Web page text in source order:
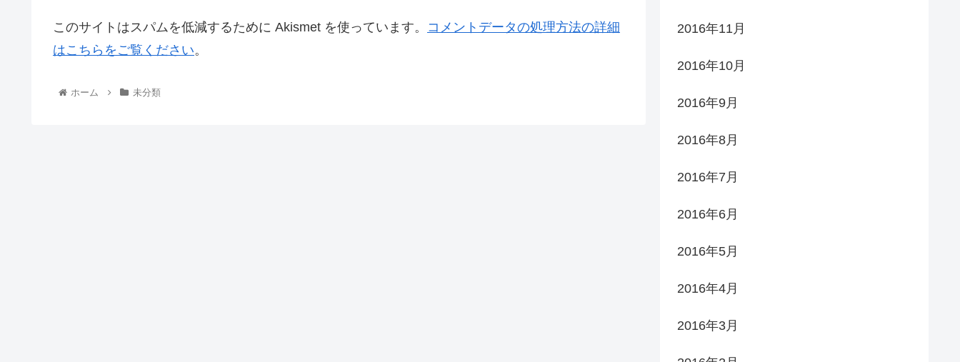
このサイトはスパムを低減するために Akismet を使っています。 コメントデータの処理方法の詳細
はこちらをご覧ください。
ホーム 未分類
2016年11月
2016年10月
2016年9月
2016年8月
2016年7月
2016年6月
2016年5月
2016年4月
2016年3月